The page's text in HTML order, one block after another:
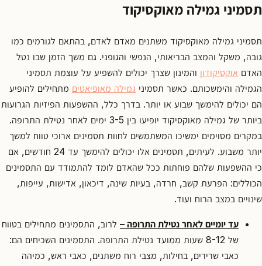
פגישת
ייעוץ
תסמיני גמילה מאוקסיקוד
תסמיני גמילה מאוקסיקוד משתנים מאדם לאדם, בהתאם לגורמים כמו
גובה, משקל והמצב הבריאותי, הנפשי והגופני. גם משך הזמן שבו נטל
האדם אוקסיקודון והמינון שצרך יכולים להשפיע על עוצמת תסמיני
הגמילה והימשכותם. כאשר תסמיני גמילה מאופיאטים מתחילים להופיע
הם יכולים להימשך שבוע או יותר. בדרך כלל, ההשפעות הפיזיות הגרועות
ביותר של גמילה מאוקסיקוד יופיעו בין 3-5 ימים לאחר נטילת התרופה.
במקרים מסוימים ימשיכו המשתמשים לחוות תסמינים ארוכי טווח למשך
יותר משבוע. לעיתים, תסמינים אלו יכולים להימשך עד 24 חודשים, אם
כי ההשפעות שלהם פוחתות ככל שהאדם לומד להתמודד עם התסמינים
הכוללים: הפרעת קשב, חרדה, בעיות שינה, דיכאון, אדישות, עייפות,
שינויים במצב הרוח ועוד.
עד יומיים לאחר נטילת התרופה – לרוב, התסמינים מתחילים בטווח
של 8-12 שעות ממועד נטילת התרופה. התסמינים השכיחים הם:
כאבי שרירים, בחילות, מצבי רוח משתנים, כאבי ראש, כמיהה